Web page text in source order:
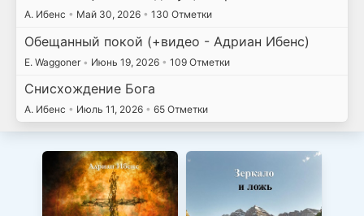
А. Ибенс • Май 30, 2026 • 130 Отметки
Обещанный покой (+видео - Адриан Ибенс)
E. Waggoner • Июнь 19, 2026 • 109 Отметки
Снисхождение Бога
А. Ибенс • Июль 11, 2026 • 65 Отметки